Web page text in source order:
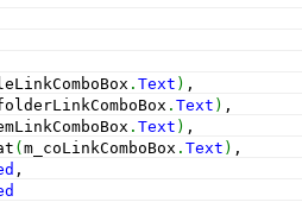
.Text ) ,
.Text ) ,
.Text ) ,
(m_coLinkComboBox .Text ) ,
,